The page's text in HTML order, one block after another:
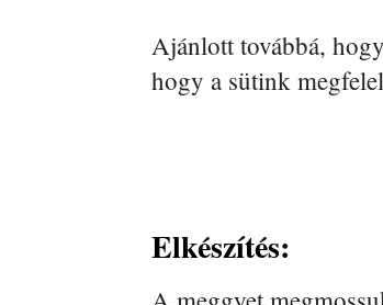
Ajánlott továbbá,
hogy a sütink
Elkészítés: